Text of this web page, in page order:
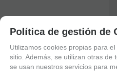
-
Política de gestión de
Utilizamos cookies propias para
sitio. Además, se utilizan otras de
se usan nuestros servicios para